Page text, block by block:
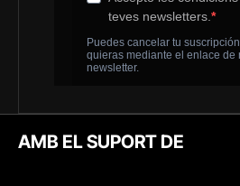
AMB EL SUPORT DE